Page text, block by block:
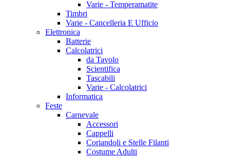
Varie - Temperamatite
Timbri
Varie - Cancelleria E Ufficio
Elettronica
Batterie
Calcolatrici
da Tavolo
Scientifica
Tascabili
Varie - Calcolatrici
Informatica
Feste
Carnevale
Accessori
Cappelli
Coriandoli e Stelle Filanti
Costume Adulti